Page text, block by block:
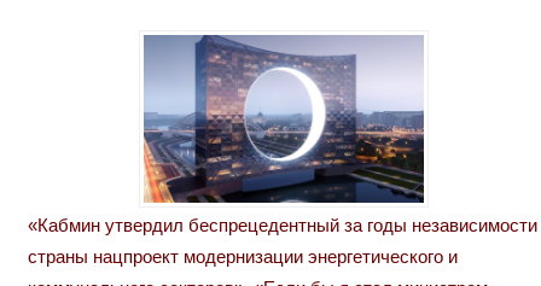
«Кабмин утвердил беспрецедентный за годы независимости
страны нацпроект модернизации энергетического и